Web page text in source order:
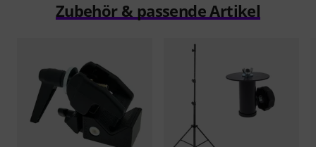
Zubehör & passende Artikel